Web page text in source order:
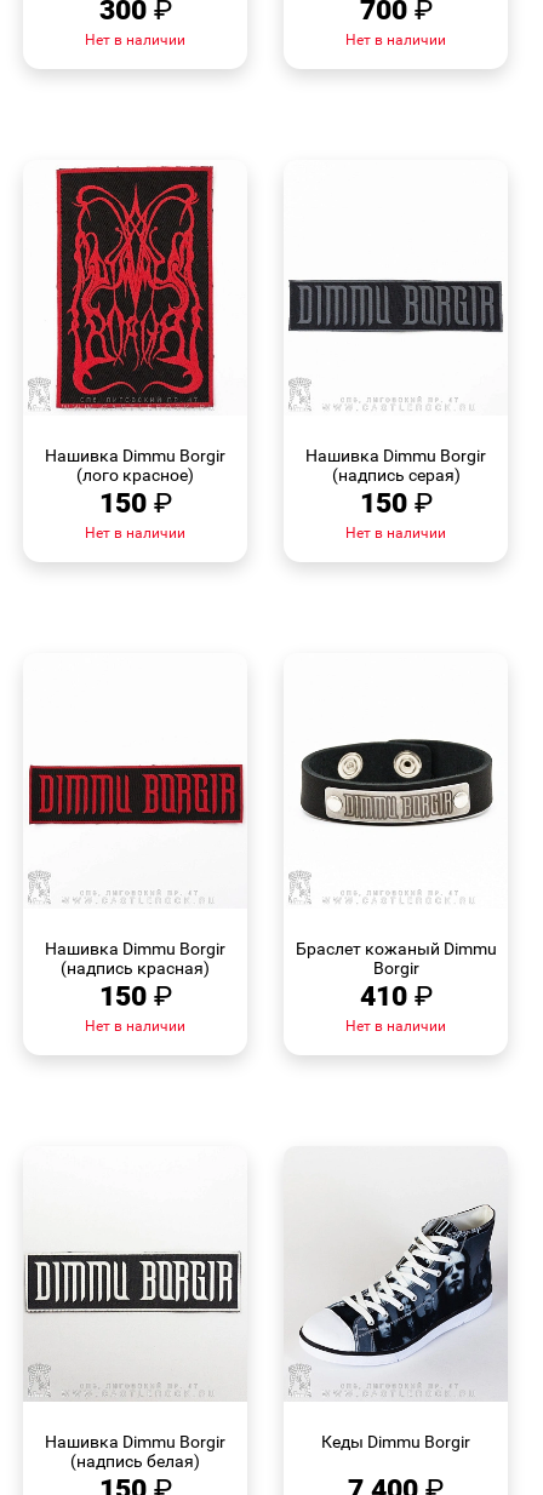
300 ₽
Нет в наличии
700 ₽
Нет в наличии
Нашивка Dimmu Borgir
(лого красное)
150 ₽
Нет в наличии
Нашивка Dimmu Borgir
(надпись серая)
150 ₽
Нет в наличии
Нашивка Dimmu Borgir
(надпись красная)
150 ₽
Нет в наличии
Браслет кожаный Dimmu
Borgir
410 ₽
Нет в наличии
Нашивка Dimmu Borgir
(надпись белая)
Кеды Dimmu Borgir